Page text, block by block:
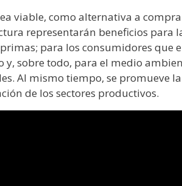
viable, como alternativa a
representarán beneficios
para los consumidores
sobre todo, para el medio
Al mismo tiempo, se promueve
de los sectores productivos.